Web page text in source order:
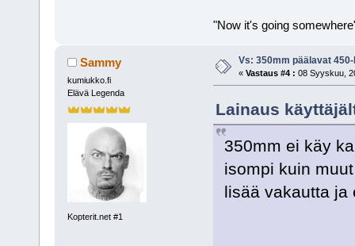
"Now it's going
Sammy
kumiukko.fi
Elävä Legenda
Kopterit.net #1
Vs: 350mm päälavat
« Vastaus #4 : 08 Syyskuu,
Lainaus
350mm ei käy
isompi kuin
lisää vakautta ja